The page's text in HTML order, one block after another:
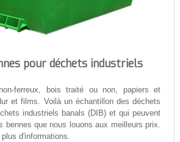
pour déchets industriels
ferreux, bois traité ou non, papiers et
et films. Voilà un échantillon des déchets
industriels banals (DIB) et qui peuvent
bennes que nous louons aux meilleurs prix.
d'informations.